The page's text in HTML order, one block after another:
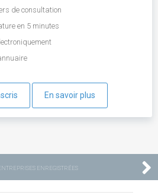
de consultation
en 5 minutes
En savoir plus
ENREGISTRÉES